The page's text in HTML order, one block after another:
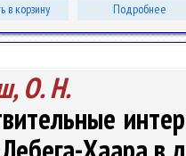
в корзину Подробнее
О. Н.